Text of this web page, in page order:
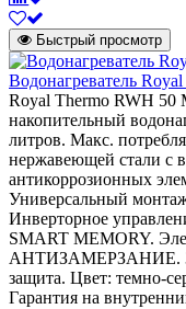
Быстрый просмотр
Водонагреватель
Royal Thermo RWH 50
накопительный
литров. Макс.
нержавеющей стали с
антикоррозионных
Универсальный
Инверторное
SMART MEMORY.
АНТИЗАМЕРЗАНИЕ. 3
защита. Цвет: темно-
Гарантия на